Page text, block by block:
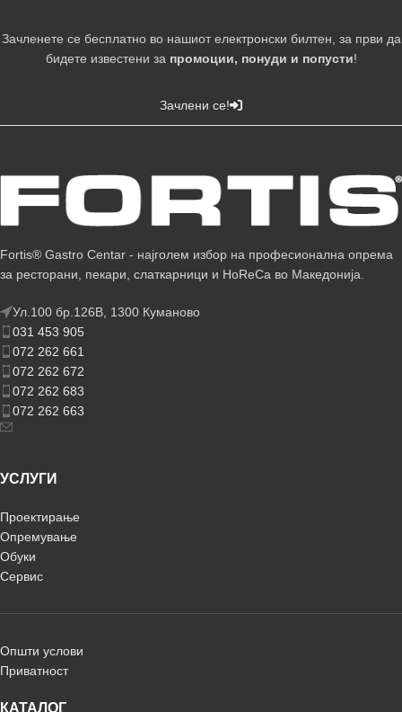
Зачленете се бесплатно во нашиот електронски билтен, за први да
бидете известени за промоции, понуди и попусти!
Зачлени се!
Fortis® Gastro Centar - најголем избор на професионална опрема
за ресторани, пекари, слаткарници и HoReCa во Македонија.
Ул.100 бр.126В, 1300 Куманово
031 453 905
072 262 661
072 262 672
072 262 683
072 262 663
УСЛУГИ
Проектирање
Опремување
Обуки
Сервис
Општи услови
Приватност
КАТАЛОГ